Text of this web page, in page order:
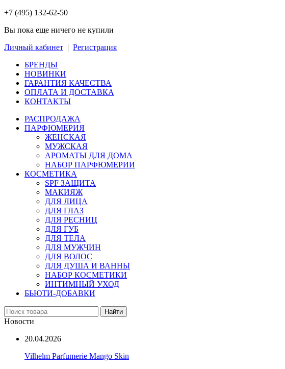
+7 (495) 132-62-50
Вы пока еще ничего не купили
Личный кабинет | Регистрация
БРЕНДЫ
НОВИНКИ
ГАРАНТИЯ КАЧЕСТВА
ОПЛАТА И ДОСТАВКА
КОНТАКТЫ
РАСПРОДАЖА
ПАРФЮМЕРИЯ
ЖЕНСКАЯ
МУЖСКАЯ
АРОМАТЫ ДЛЯ ДОМА
НАБОР ПАРФЮМЕРИИ
КОСМЕТИКА
SPF ЗАЩИТА
МАКИЯЖ
ДЛЯ ЛИЦА
ДЛЯ ГЛАЗ
ДЛЯ РЕСНИЦ
ДЛЯ ГУБ
ДЛЯ ТЕЛА
ДЛЯ МУЖЧИН
ДЛЯ ВОЛОС
ДЛЯ ДУША И ВАННЫ
НАБОР КОСМЕТИКИ
ИНТИМНЫЙ УХОД
БЬЮТИ-ДОБАВКИ
Найти
Новости
20.04.2026
Vilhelm Parfumerie Mango Skin